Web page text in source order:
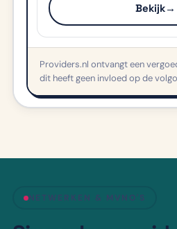
Bekijk→
Providers.nl ontvangt een
dit heeft geen invloed op de
NETWERKEN & MVNO'S